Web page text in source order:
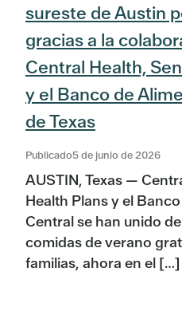
sureste de Austin
gracias a la
Central Health,
y el Banco de
de Texas
Publicado5 de junio de 2026
AUSTIN, Texas —
Health Plans y el
Central se han unido
comidas de verano
familias, ahora en el […]